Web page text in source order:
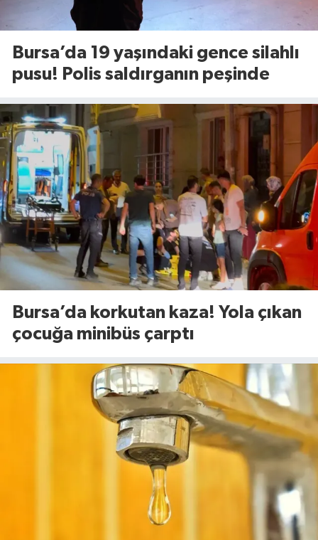
Bursa’da 19 yaşındaki gence silahlı
pusu! Polis saldırganın peşinde
Bursa’da korkutan kaza! Yola çıkan
çocuğa minibüs çarptı